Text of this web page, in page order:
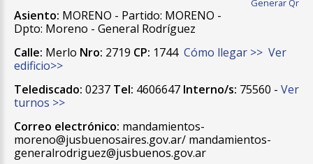
Generar Qr
Asiento: MORENO - Partido: MORENO -
Dpto: Moreno - General Rodríguez
Calle: Merlo Nro: 2719 CP: 1744 Cómo llegar >> Ver
edificio>>
Telediscado: 0237 Tel: 4606647 Interno/s: 75560 - Ver
turnos >>
Correo electrónico: mandamientos-
moreno@jusbuenosaires.gov.ar/ mandamientos-
generalrodriguez@jusbuenos.gov.ar